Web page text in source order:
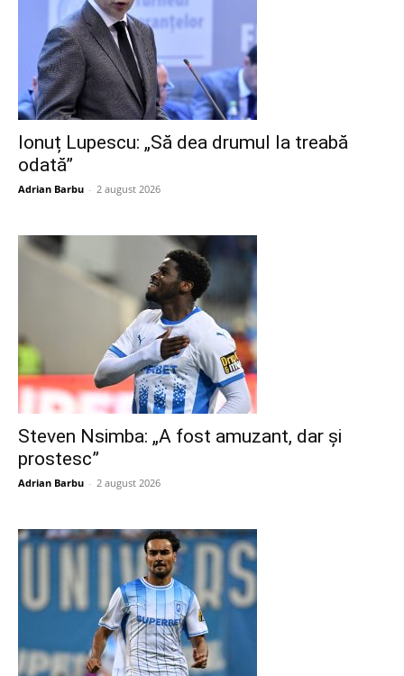
Ionuț Lupescu: „Să dea drumul la treabă
odată”
Adrian Barbu - 2 august 2026
Steven Nsimba: „A fost amuzant, dar și
prostesc”
Adrian Barbu - 2 august 2026